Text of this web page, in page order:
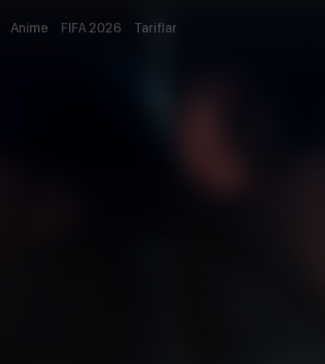
Anime FIFA 2026 Tariflar